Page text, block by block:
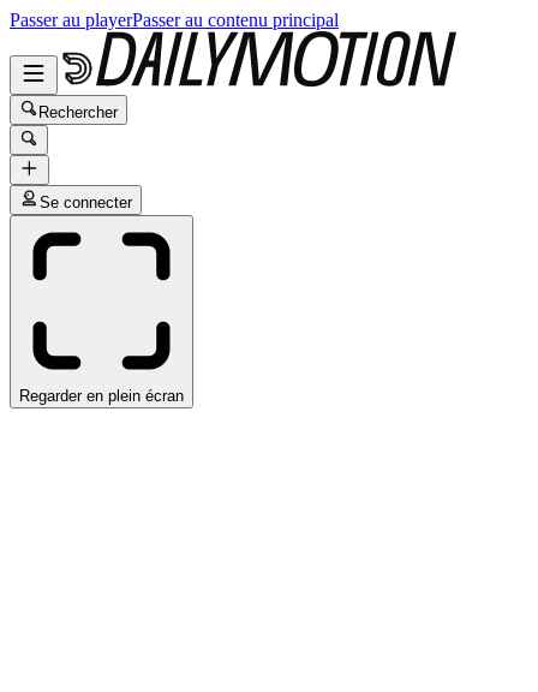
Passer au playerPasser au contenu principal
Rechercher
Se connecter
Regarder en plein écran